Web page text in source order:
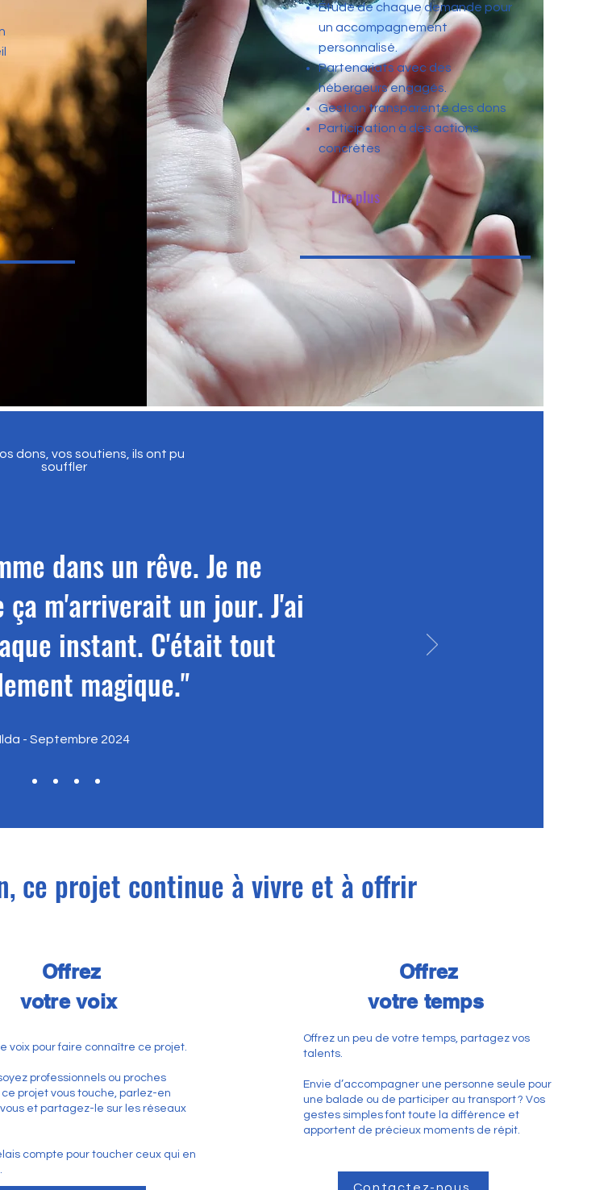
Étude de chaque demande pour
un accompagnement
personnalisé.
Partenariats avec des
hébergeurs engagés.
Gestion transparente des dons
Participation à des actions
concrètes
Lire plus
dons, vos soutiens, ils ont pu
souffler
dans un rêve. Je ne
ça m'arriverait un jour. J'ai
instant. C'était tout
magique."
Ilda - Septembre 2024
ce projet continue à vivre et à offrir
Offrez
votre voix
voix pour faire connaître ce projet.
professionnels ou proches
ce projet vous touche, parlez-en
et partagez-le sur les réseaux
compte pour toucher ceux qui en
Offrez
votre temps
Offrez un peu de votre temps, partagez vos
talents.
Envie d’accompagner une personne seule pour
une balade ou de participer au transport ? Vos
gestes simples font toute la différence et
apportent de précieux moments de répit.